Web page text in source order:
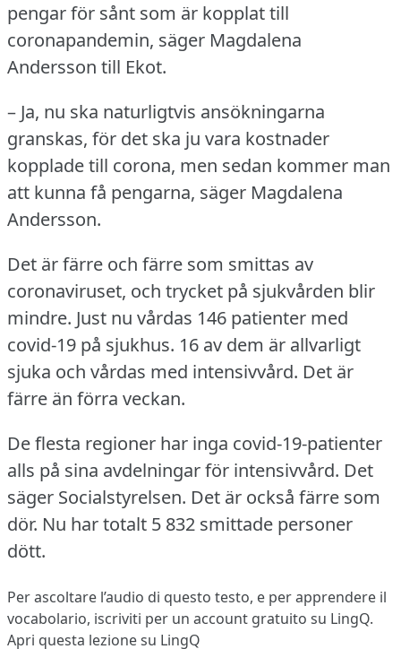
pengar för sånt som är kopplat till
coronapandemin, säger Magdalena
Andersson till Ekot.
– Ja, nu ska naturligtvis ansökningarna
granskas, för det ska ju vara kostnader
kopplade till corona, men sedan kommer man
att kunna få pengarna, säger Magdalena
Andersson.
Det är färre och färre som smittas av
coronaviruset, och trycket på sjukvården blir
mindre. Just nu vårdas 146 patienter med
covid-19 på sjukhus. 16 av dem är allvarligt
sjuka och vårdas med intensivvård. Det är
färre än förra veckan.
De flesta regioner har inga covid-19-patienter
alls på sina avdelningar för intensivvård. Det
säger Socialstyrelsen. Det är också färre som
dör. Nu har totalt 5 832 smittade personer
dött.
Per ascoltare l’audio di questo testo, e per apprendere il
vocabolario, iscriviti per un account gratuito su LingQ.
Apri questa lezione su LingQ